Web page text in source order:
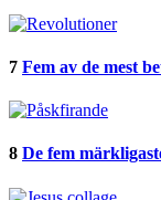
7 Fem av de mest
8 De fem